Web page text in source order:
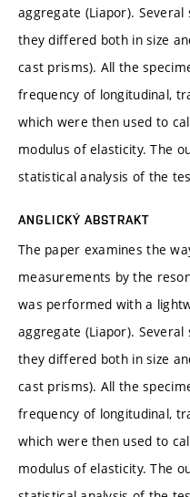
aggregate (Liapor).
they differed both in size
cast prisms). All the
frequency of longitudinal,
which were then used to
modulus of elasticity. The
statistical analysis of the
ANGLICKÝ ABSTRAKT
The paper examines the
measurements by the
was performed with a
aggregate (Liapor).
they differed both in size
cast prisms). All the
frequency of longitudinal,
which were then used to
modulus of elasticity. The